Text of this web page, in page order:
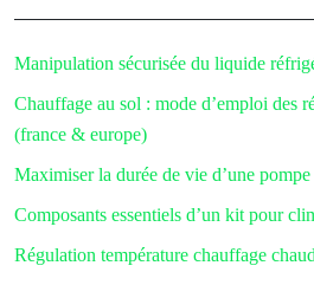
Manipulation sécurisée du liquide
Chauffage au sol : mode d’emploi des
(france & europe)
Maximiser la durée de vie d’une
Composants essentiels d’un kit pour
Régulation température chauffage